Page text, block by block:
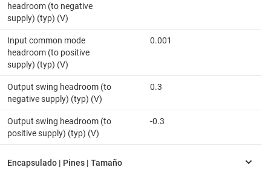
headroom (to negative
supply) (typ) (V)
Input common mode
headroom (to positive
supply) (typ) (V)
0.001
Output swing headroom (to
negative supply) (typ) (V)
0.3
Output swing headroom (to
positive supply) (typ) (V)
-0.3